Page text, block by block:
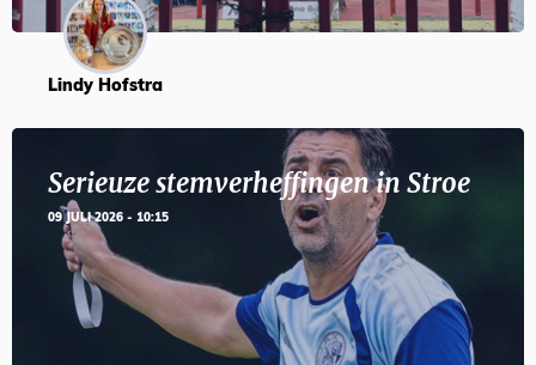
Lindy Hofstra
Serieuze stemverheffingen in Stroe
09 JULI 2026 - 10:15